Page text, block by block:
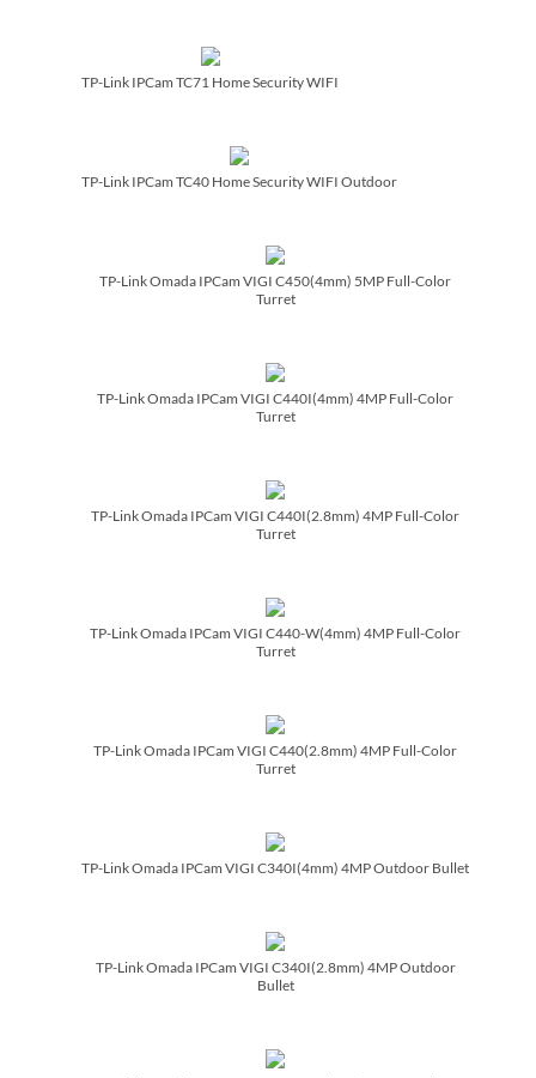
TP-Link IPCam TC71 Home Security WIFI
TP-Link IPCam TC40 Home Security WIFI Outdoor
TP-Link Omada IPCam VIGI C450(4mm) 5MP Full-Color
Turret
TP-Link Omada IPCam VIGI C440I(4mm) 4MP Full-Color
Turret
TP-Link Omada IPCam VIGI C440I(2.8mm) 4MP Full-Color
Turret
TP-Link Omada IPCam VIGI C440-W(4mm) 4MP Full-Color
Turret
TP-Link Omada IPCam VIGI C440(2.8mm) 4MP Full-Color
Turret
TP-Link Omada IPCam VIGI C340I(4mm) 4MP Outdoor Bullet
TP-Link Omada IPCam VIGI C340I(2.8mm) 4MP Outdoor
Bullet